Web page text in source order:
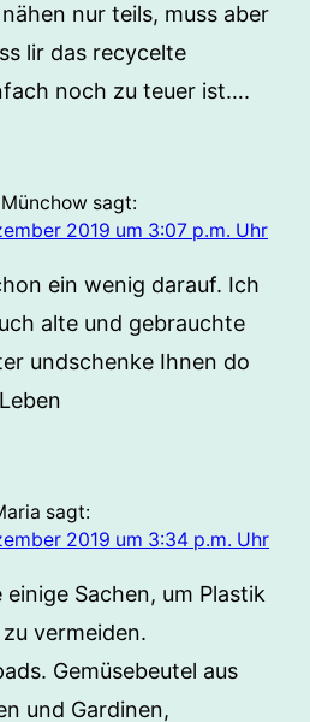
nur teils, muss aber
lir das recycelte
noch zu teuer ist….
sagt:
2019 um 3:07 p.m. Uhr
ein wenig darauf. Ich
alte und gebrauchte
undschenke Ihnen do
sagt:
2019 um 3:34 p.m. Uhr
einige Sachen, um Plastik
vermeiden.
Gemüsebeutel aus
und Gardinen,